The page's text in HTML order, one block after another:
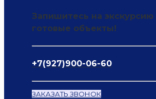
Запишитесь на экскурсию
готовые объекты!
+7(927)900-06-60
ЗАКАЗАТЬ ЗВОНОК